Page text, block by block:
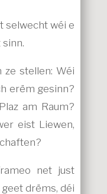
selwecht wéi e
ze stellen: Wéi
erëm gesinn?
am Raum?
eist Liewen,
net just
drëms, déi